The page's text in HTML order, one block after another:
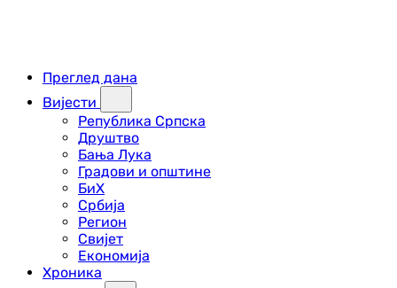
Преглед дана
Вијести
Република Српска
Друштво
Бања Лука
Градови и општине
БиХ
Србија
Регион
Свијет
Економија
Хроника